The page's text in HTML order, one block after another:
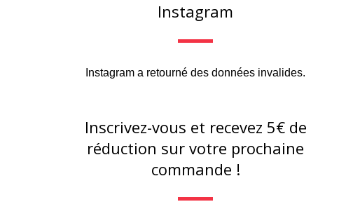
Instagram
Instagram a retourné des données invalides.
Inscrivez-vous et recevez 5€ de
réduction sur votre prochaine
commande !